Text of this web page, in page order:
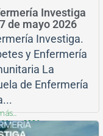
Investiga
de mayo 2026
Investiga.
y Enfermería
La
de Enfermería
Mayo, 2026